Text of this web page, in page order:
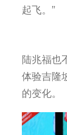
起飞。”
陆兆福也
体验吉隆
的变化。